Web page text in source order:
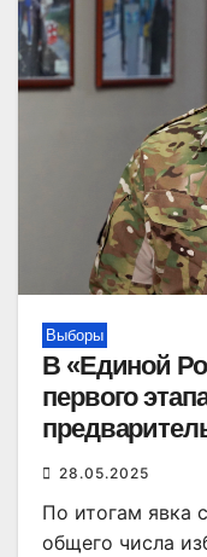
Выборы
В «Единой
первого
28.05.2025
По итогам явка
общего числа